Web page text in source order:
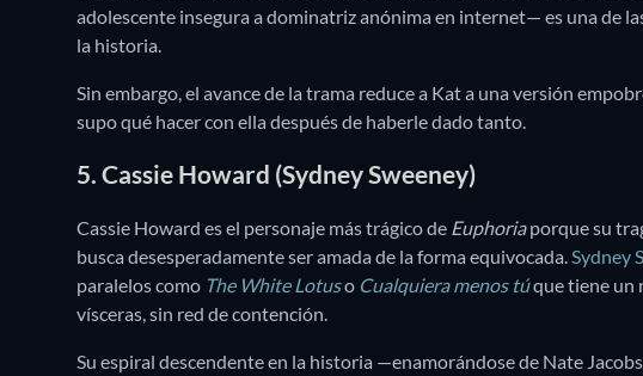
adolescente insegura a dominatriz anónima en internet— es una de
la historia.
Sin embargo, el avance de la trama reduce a Kat a una versión
supo qué hacer con ella después de haberle dado tanto.
5. Cassie Howard (Sydney Sweeney)
Cassie Howard es el personaje más trágico de Euphoriaporque su
busca desesperadamente ser amada de la forma equivocada. Sydney
paralelos como The White Lotuso Cualquiera menos túque tiene un
vísceras, sin red de contención.
Su espiral descendente en la historia —enamorándose de Nate